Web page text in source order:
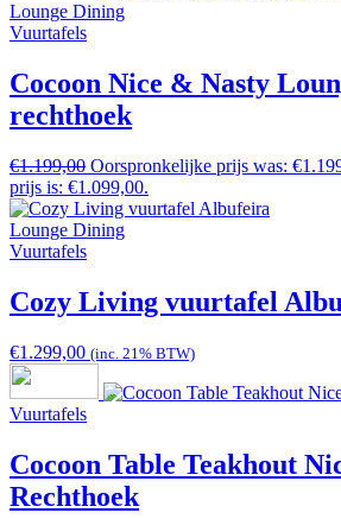
Lounge Dining
Vuurtafels
Cocoon Nice & Nasty
rechthoek
€1.199,00 Oorspronkelijke prijs was:
prijs is: €1.099,00.
Lounge Dining
Vuurtafels
Cozy Living vuurtafel
€1.299,00 (inc. 21% BTW)
Vuurtafels
Cocoon Table Teakhout
Rechthoek